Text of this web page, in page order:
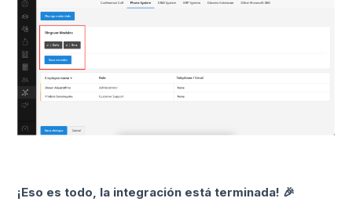
¡Eso es todo, la integración está terminada! 🎉